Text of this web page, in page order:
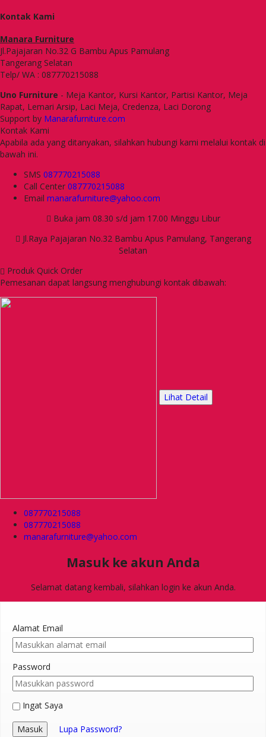
Kontak Kami
Manara Furniture
Jl.Pajajaran No.32 G Bambu Apus Pamulang
Tangerang Selatan
Telp/ WA : 087770215088
Uno Furniture - Meja Kantor, Kursi Kantor, Partisi Kantor, Meja
Rapat, Lemari Arsip, Laci Meja, Credenza, Laci Dorong
Support by Manarafurniture.com
Kontak Kami
Apabila ada yang ditanyakan, silahkan hubungi kami melalui kontak di
bawah ini.
SMS 087770215088
Call Center 087770215088
Email manarafurniture@yahoo.com
Buka jam 08.30 s/d jam 17.00 Minggu Libur
Jl.Raya Pajajaran No.32 Bambu Apus Pamulang, Tangerang
Selatan
Produk Quick Order
Pemesanan dapat langsung menghubungi kontak dibawah:
Lihat Detail
087770215088
087770215088
manarafurniture@yahoo.com
Masuk ke akun Anda
Selamat datang kembali, silahkan login ke akun Anda.
Alamat Email
Password
Ingat Saya
Masuk Lupa Password?